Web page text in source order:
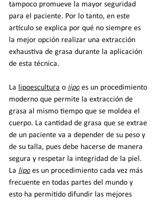
tampoco promueve la mayor seguridad
para el paciente. Por lo tanto, en este
artículo se explica por qué no siempre es
la mejor opción realizar una extracción
exhaustiva de grasa durante la aplicación
de esta técnica.
La lipoescultura o lipo es un procedimiento
moderno que permite la extracción de
grasa al mismo tiempo que se moldea el
cuerpo. La cantidad de grasa que se extrae
de un paciente va a depender de su peso y
de su talla, pues debe hacerse de manera
segura y respetar la integridad de la piel.
La lipo es un procedimiento cada vez más
frecuente en todas partes del mundo y
esto ha permitido difundir las mejores